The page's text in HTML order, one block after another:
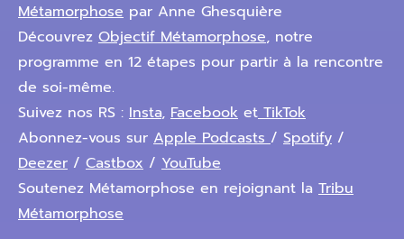
Métamorphose par Anne Ghesquière
Découvrez Objectif Métamorphose, notre
programme en 12 étapes pour partir à la rencontre
de soi-même.
Suivez nos RS : Insta, Facebook etTikTok
Abonnez-vous sur Apple Podcasts/ Spotify /
Deezer / Castbox / YouTube
Soutenez Métamorphose en rejoignant la Tribu
Métamorphose